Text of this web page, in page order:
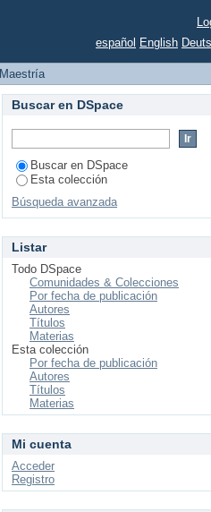
español English
Maestría
Buscar en DSpace
Buscar en DSpace
Esta colección
Búsqueda avanzada
Listar
Todo DSpace
Comunidades & Colecciones
Por fecha de publicación
Autores
Títulos
Materias
Esta colección
Por fecha de publicación
Autores
Títulos
Materias
Mi cuenta
Acceder
Registro